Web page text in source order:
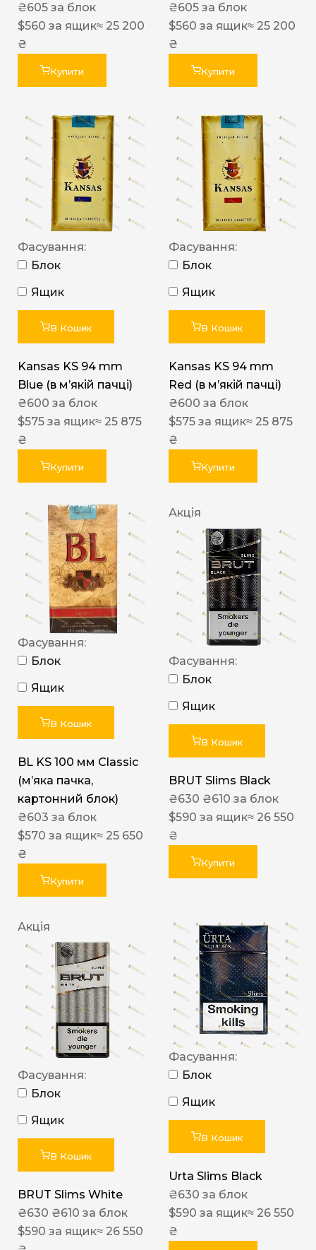
₴605 за блок
$560 за ящик≈ 25 200
₴
Купити
₴605 за блок
$560 за ящик≈ 25 200
₴
Купити
Фасування:
Блок
Ящик
В Кошик
Kansas KS 94 mm
Blue (в мʼякій пачці)
₴600 за блок
$575 за ящик≈ 25 875
₴
Купити
Фасування:
Блок
Ящик
В Кошик
Kansas KS 94 mm
Red (в мʼякій пачці)
₴600 за блок
$575 за ящик≈ 25 875
₴
Купити
Фасування:
Блок
Ящик
В Кошик
BL KS 100 мм Classic
(м’яка пачка,
картонний блок)
₴603 за блок
$570 за ящик≈ 25 650
₴
Купити
Акція
Фасування:
Блок
Ящик
В Кошик
BRUT Slims Black
₴630 ₴610 за блок
$590 за ящик≈ 26 550
₴
Купити
Акція
Фасування:
Блок
Ящик
В Кошик
BRUT Slims White
₴630 ₴610 за блок
$590 за ящик≈ 26 550
Фасування:
Блок
Ящик
В Кошик
Urta Slims Black
₴630 за блок
$590 за ящик≈ 26 550
₴